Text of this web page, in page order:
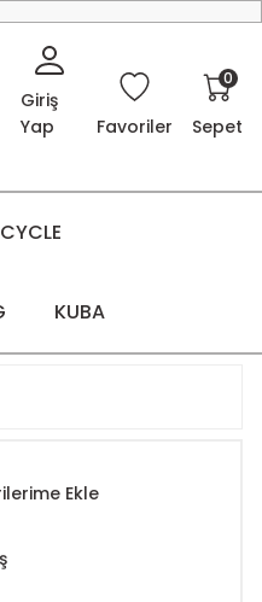
Giriş
Yap
Favoriler Sepet
0
KUBA